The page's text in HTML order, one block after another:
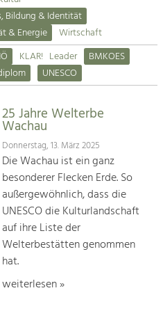
Forschung.
und
Bildung & Identität
& Energie
Wirtschaft
KLAR! Leader
BMKOES
UNESCO
25 Jahre Welterbe
Wachau
Donnerstag, 13. März 2025
Die Wachau ist ein ganz
besonderer Flecken Erde. So
außergewöhnlich, dass die
UNESCO die Kulturlandschaft
auf ihre Liste der
Welterbestätten genommen
hat.
weiterlesen »